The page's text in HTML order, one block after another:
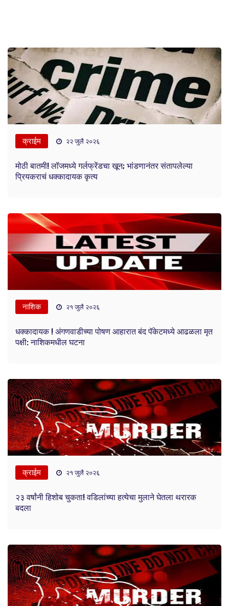
क्राईम २२ जुलै २०२६
मोठी बातमी! लॉजमध्ये गर्लफ्रेंडचा खून; भांडणानंतर संतापलेल्या
प्रियकराचं धक्कादायक कृत्य
नाशिक २१ जुलै २०२६
धक्कादायक ! अंगणवाडीच्या पोषण आहारात बंद पॅकेटमध्ये आढळला मृत
पक्षी: नाशिकमधील घटना
क्राईम २१ जुलै २०२६
२३ वर्षांनी हिशोब चुकता! वडिलांच्या हत्येचा मुलाने घेतला थरारक
बदला